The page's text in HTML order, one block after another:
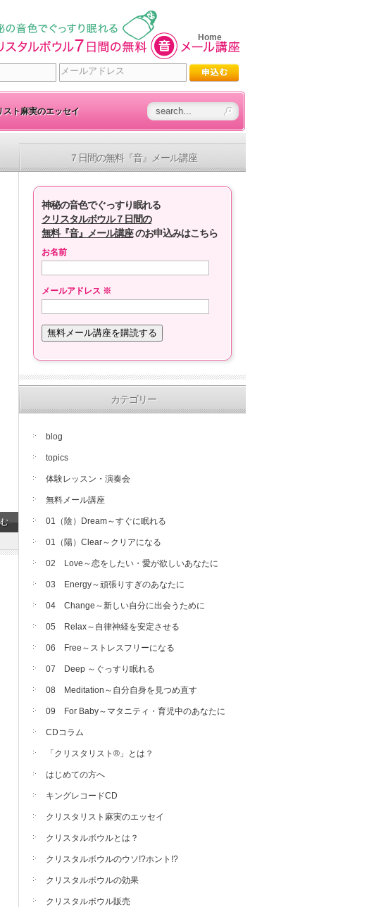
Home
スト麻実のエッセイ
７日間の無料『音』メール講座
神秘の音色でぐっすり眠れる
クリスタルボウル７日間の
無料『音』メール講座のお申込みはこちら
お名前
メールアドレス ※
カテゴリー
blog
topics
体験レッスン・演奏会
無料メール講座
01（陰）Dream～すぐに眠れる
01（陽）Clear～クリアになる
02 Love～恋をしたい・愛が欲しいあなたに
03 Energy～頑張りすぎのあなたに
04 Change～新しい自分に出会うために
05 Relax～自律神経を安定させる
06 Free～ストレスフリーになる
07 Deep ～ぐっすり眠れる
08 Meditation～自分自身を見つめ直す
09 For Baby～マタニティ・育児中のあなたに
CDコラム
「クリスタリスト®」とは？
はじめての方へ
キングレコードCD
クリスタリスト麻実のエッセイ
クリスタルボウルとは？
クリスタルボウルのウソ!?ホント!?
クリスタルボウルの効果
クリスタルボウル販売